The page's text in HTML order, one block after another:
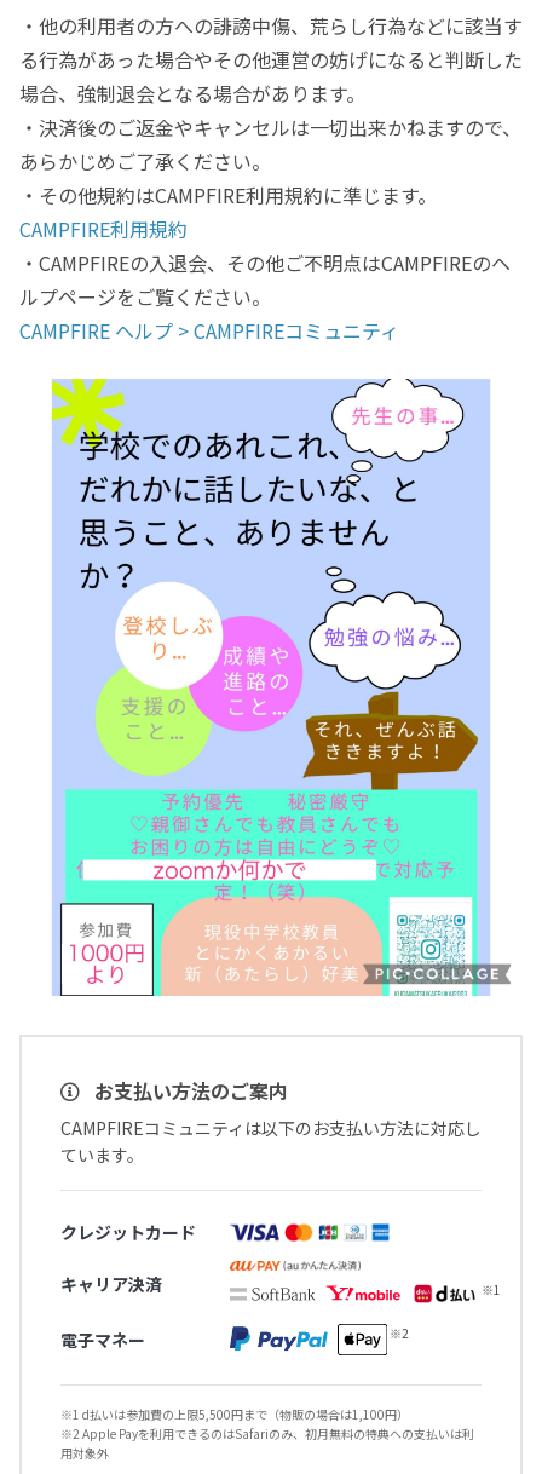
・他の利用者の方への誹謗中傷、荒らし行為などに該当す
る行為があった場合やその他運営の妨げになると判断した
場合、強制退会となる場合があります。
・決済後のご返金やキャンセルは一切出来かねますので、
あらかじめご了承ください。
・その他規約はCAMPFIRE利用規約に準じます。
CAMPFIRE利用規約
・CAMPFIREの入退会、その他ご不明点はCAMPFIREのヘ
ルプページをご覧ください。
CAMPFIRE ヘルプ > CAMPFIREコミュニティ
お支払い方法のご案内
CAMPFIREコミュニティは以下のお支払い方法に対応し
ています。
クレジットカード
キャリア決済
電子マネー
※1 d払いは参加費の上限5,500円まで（物販の場合は1,100円）
※2 Apple Payを利用できるのはSafariのみ、初月無料の特典への支払いは利
用対象外